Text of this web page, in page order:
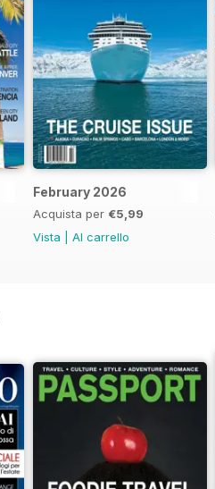
February 2026
Acquista per €5,99
Vista
Al carrello